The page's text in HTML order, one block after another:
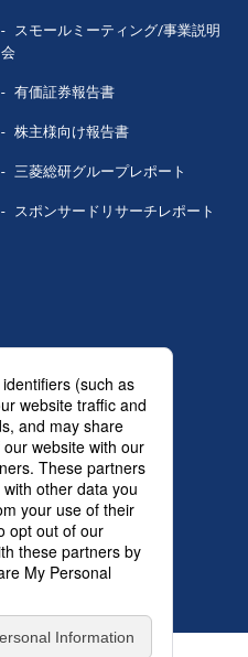
スモールミーティング/事業説明
会
有価証券報告書
株主様向け報告書
三菱総研グループレポート
スポンサードリサーチレポート
IRニュース